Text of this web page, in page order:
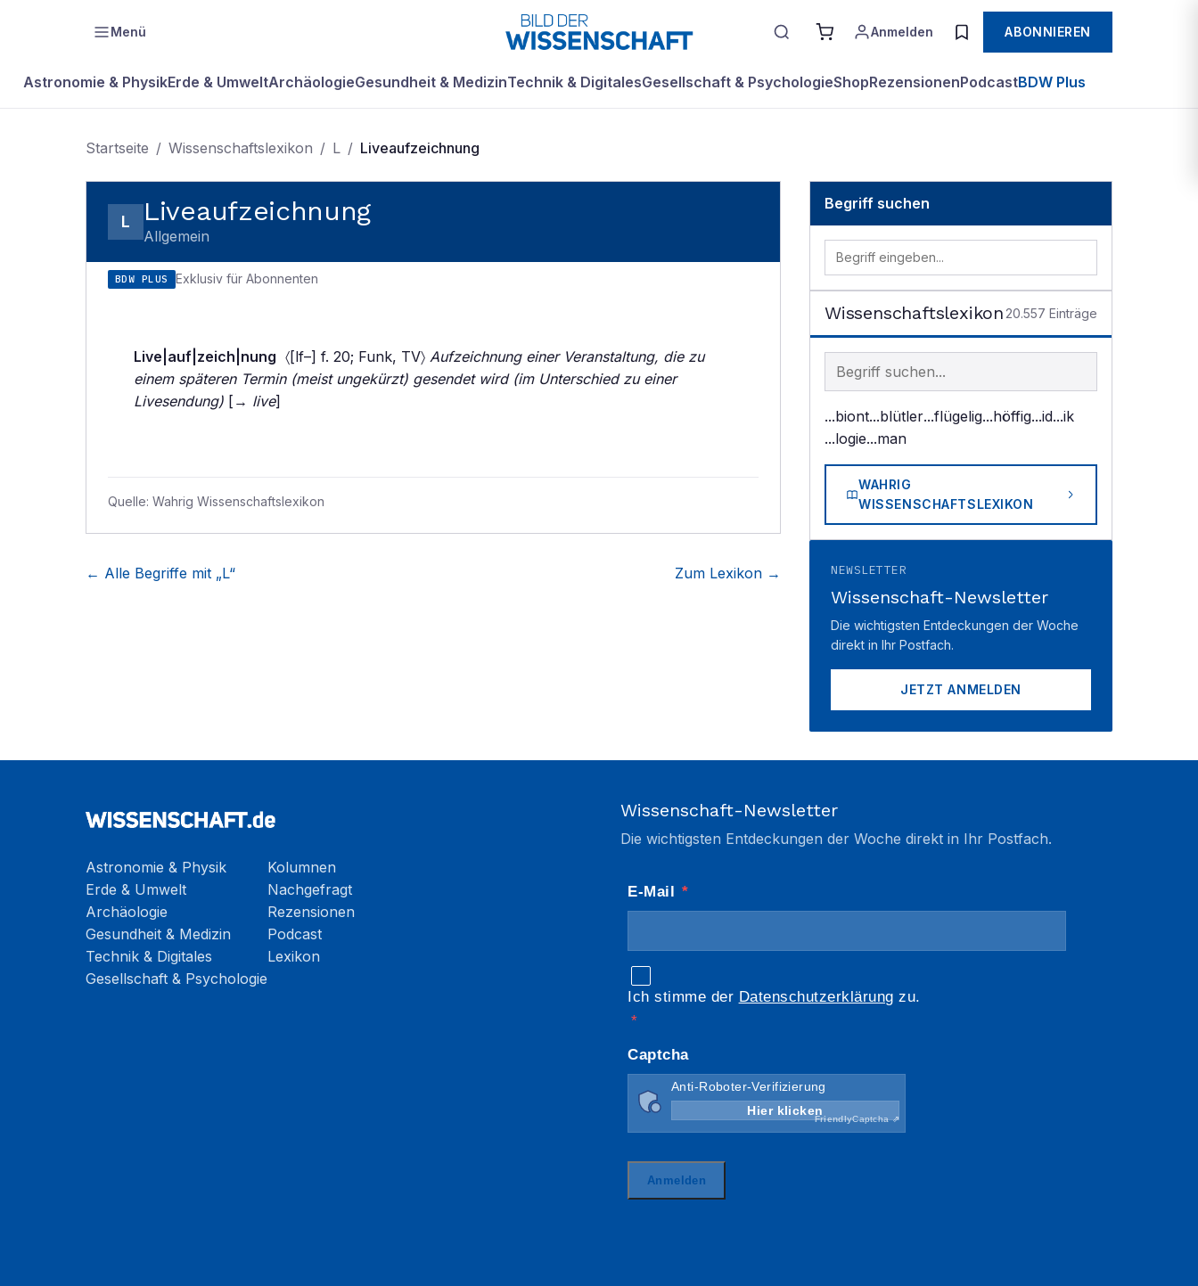
Menü Anmelden ABONNIEREN
Astronomie & PhysikErde & UmweltArchäologieGesundheit & MedizinTechnik & DigitalesGesellschaft & PsychologieShopRezensionenPodcastBDW Plus
Startseite / Wissenschaftslexikon / L / Liveaufzeichnung
L Liveaufzeichnung
Allgemein
BDW PLUS Exklusiv für Abonnenten
Live|auf|zeich|nung 〈[lf–] f. 20; Funk, TV〉 Aufzeichnung einer Veranstaltung, die zu
einem späteren Termin (meist ungekürzt) gesendet wird (im Unterschied zu einer
Livesendung) [→ live]
Quelle: Wahrig Wissenschaftslexikon
← Alle Begriffe mit „L“ Zum Lexikon →
Begriff suchen
Wissenschaftslexikon 20.557 Einträge
Begriff im Lexikon suchen
...biont...blütler...flügelig...höffig...id...ik
...logie...man
WAHRIG
WISSENSCHAFTSLEXIKON
NEWSLETTER
Wissenschaft-Newsletter
Die wichtigsten Entdeckungen der Woche
direkt in Ihr Postfach.
JETZT ANMELDEN
Astronomie & Physik
Erde & Umwelt
Archäologie
Gesundheit & Medizin
Technik & Digitales
Gesellschaft & Psychologie
Kolumnen
Nachgefragt
Rezensionen
Podcast
Lexikon
Wissenschaft-Newsletter
Die wichtigsten Entdeckungen der Woche direkt in Ihr Postfach.